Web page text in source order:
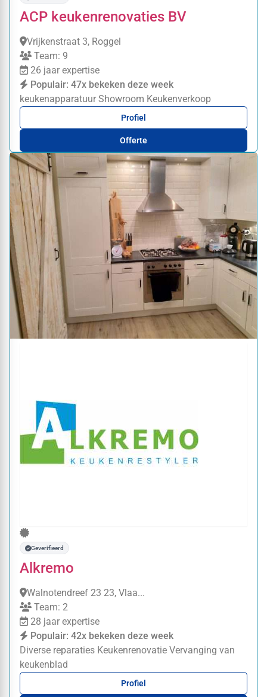
ACP keukenrenovaties BV
Vrijkenstraat 3, Roggel
Team: 9
26 jaar expertise
Populair: 47x bekeken deze week
keukenapparatuur Showroom Keukenverkoop
Profiel
Offerte
Geverifieerd
Alkremo
Walnotendreef 23 23, Vlaa...
Team: 2
28 jaar expertise
Populair: 42x bekeken deze week
Diverse reparaties Keukenrenovatie Vervanging van
keukenblad
Profiel